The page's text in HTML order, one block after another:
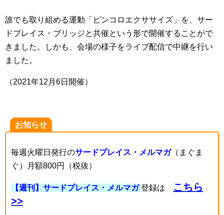
誰でも取り組める運動「ピンコロエクササイズ」を、サー
ドプレイス・ブリッジと共催という形で開催することがで
きました。しかも、会場の様子をライブ配信で中継を行い
ました。
（2021年12月6日開催）
お知らせ
毎週火曜日発行のサードプレイス・メルマガ（まぐま
ぐ）月額800円（税抜）
【週刊】サードプレイス・メルマガ 登録は
こちら
>>